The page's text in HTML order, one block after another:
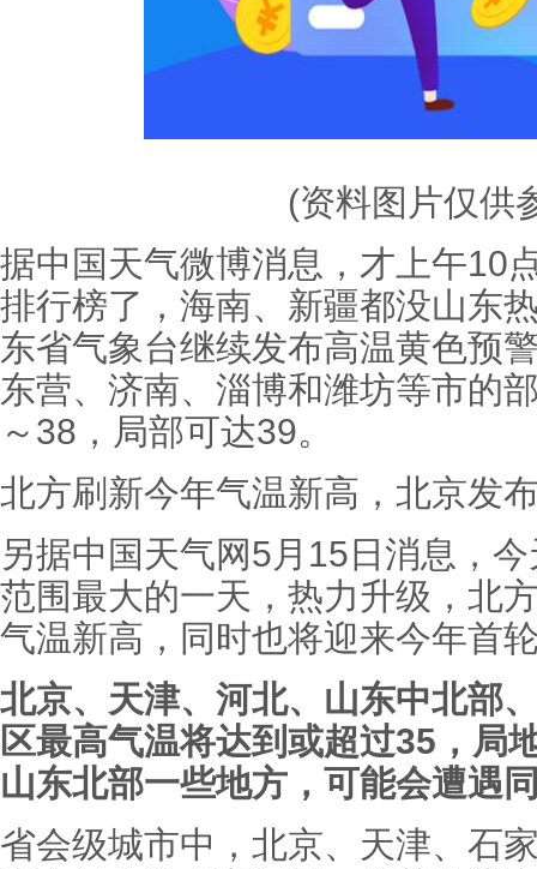
(资料图片仅供
据中国天气微博消息，才上午10
排行榜了，海南、新疆都没山东
东省气象台继续发布高温黄色预
东营、济南、淄博和潍坊等市的
～38，局部可达39。
北方刷新今年气温新高，北京发
另据中国天气网5月15日消息，
范围最大的一天，热力升级，北
气温新高，同时也将迎来今年首
北京、天津、河北、山东中北部
区最高气温将达到或超过35，局
山东北部一些地方，可能会遭遇
省会级城市中，北京、天津、石